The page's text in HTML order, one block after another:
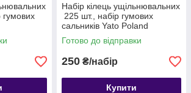
гумових
Набір кілець ущільнювальних
225 шт., набір гумових
сальників Yato Poland
Готово до відправки
250 ₴/набір
Купити